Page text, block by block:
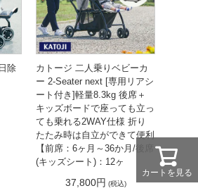
除
カトージ 二人乗りベビーカ
ー 2-Seater next [専用リアシ
ート付き]軽量8.3kg 後席＋
キッズボードで座っても立っ
ても乗れる2WAY仕様 折り
たたみ時は自立ができて便利
【前席：6ヶ月～36か月/後席
(キッズシート)：12ヶ
37,800円 (税込)
カートを見る